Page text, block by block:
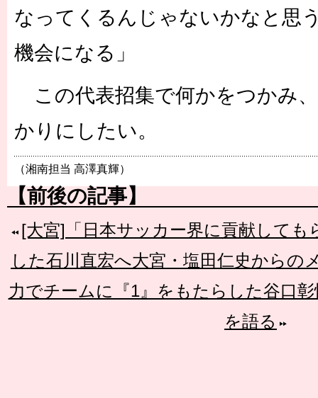
なってくるんじゃないかなと思
機会になる」
この代表招集で何かをつかみ
かりにしたい。
（湘南担当 高澤真輝）
【前後の記事】
[大宮]「日本サッカー界に貢献しても
した石川直宏へ大宮・塩田仁史からの
力でチームに『1』をもたらした谷口
を語る